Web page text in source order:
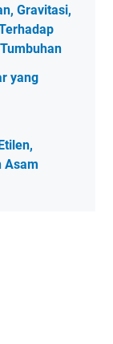
Gravitasi,
yang
Asam